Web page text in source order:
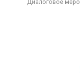
Диалоговое